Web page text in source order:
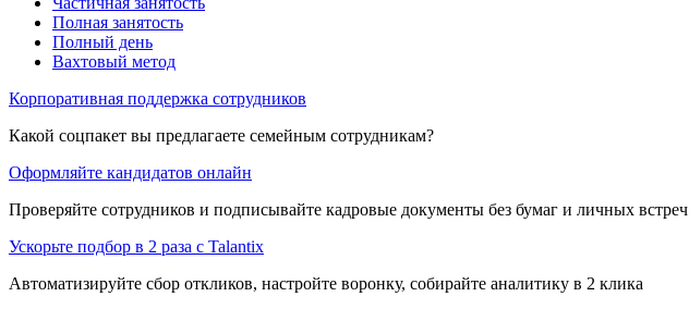
Полная занятость
Полный день
Вахтовый метод
Корпоративная поддержка сотрудников
Какой соцпакет вы предлагаете семейным сотрудникам?
Оформляйте кандидатов онлайн
Проверяйте сотрудников и подписывайте кадровые документы без бумаг и личных встреч
Ускорьте подбор в 2 раза с Talantix
Автоматизируйте сбор откликов, настройте воронку, собирайте аналитику в 2 клика